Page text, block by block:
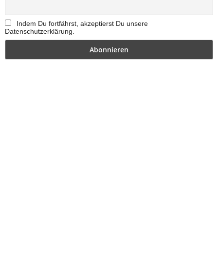
Indem Du fortfährst, akzeptierst Du unsere
Datenschutzerklärung.